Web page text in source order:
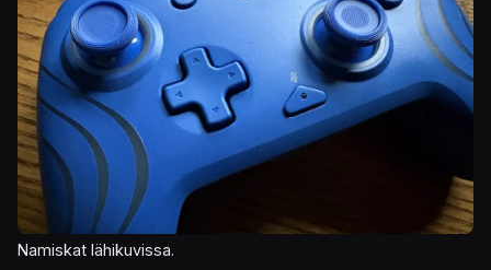
Namiskat lähikuvissa.